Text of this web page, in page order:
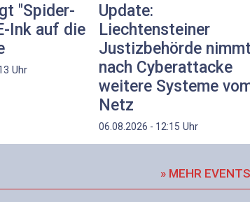
"Spider-
Ink auf die
Uhr
Update:
Liechtensteiner
Justizbehörde
nach Cyberattacke
weitere Systeme
Netz
06.08.2026 - 12:15 Uhr
» MEHR